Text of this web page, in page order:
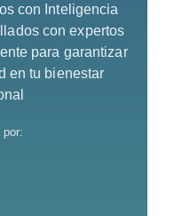
con Inteligencia
con expertos
para garantizar
en tu bienestar